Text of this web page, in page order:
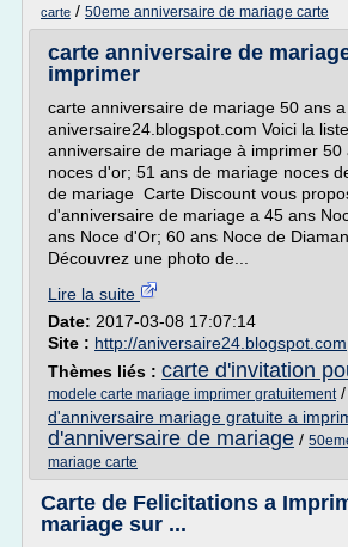
carte / 50eme anniversaire de mariage carte
carte anniversaire de
imprimer
carte anniversaire de mariage 50 ans
aniversaire24.blogspot.com Voici la
anniversaire de mariage à imprimer 50
noces d'or; 51 ans de mariage noces
de mariage Carte Discount vous
d'anniversaire de mariage a 45 ans
ans Noce d'Or; 60 ans Noce de
Découvrez une photo de...
Lire la suite
Date: 2017-03-08 17:07:14
Site : http://aniversaire24.blogspot.com
Thèmes liés : carte d'invitation
modele carte mariage imprimer gratuitement/
d'anniversaire mariage gratuite a
d'anniversaire de mariage /
mariage carte
Carte de Felicitations a
mariage sur ...